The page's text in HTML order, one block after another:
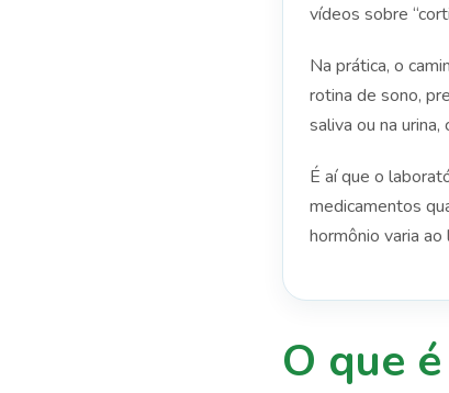
vídeos sobre
Na prática, o
rotina de sono,
saliva ou na
É aí que o
medicamentos
hormônio varia ao
O que